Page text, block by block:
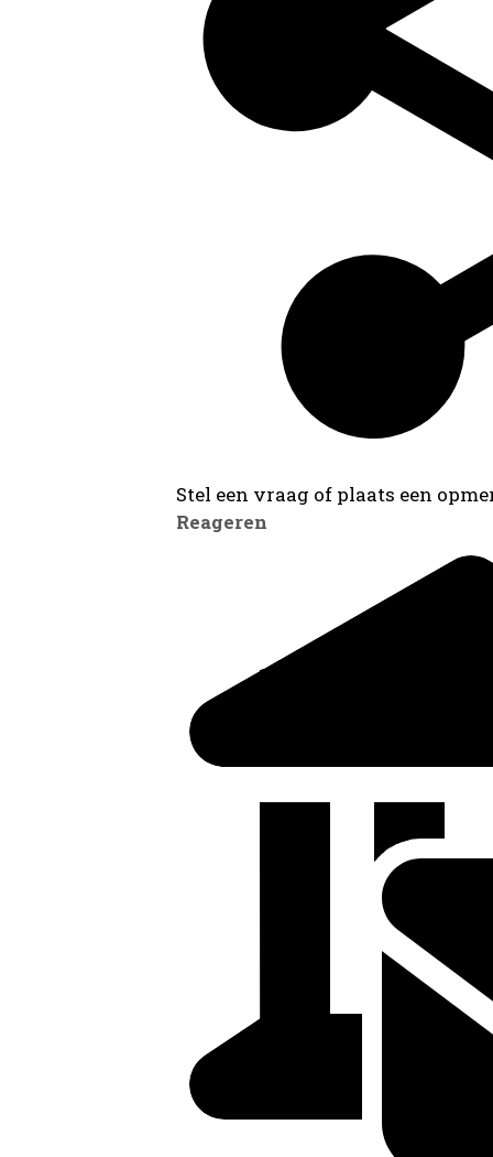
Stel een vraag of plaats een
Reageren